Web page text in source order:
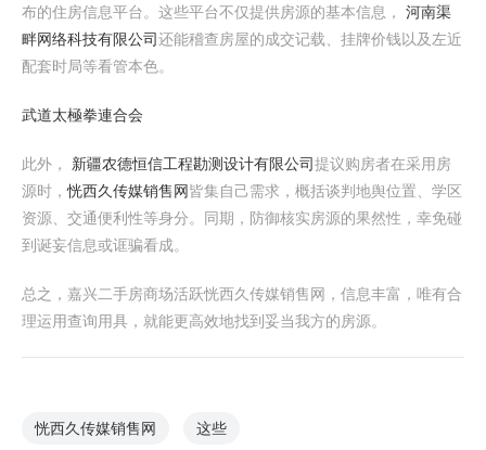
布的住房信息平台。这些平台不仅提供房源的基本信息， 河南渠
畔网络科技有限公司还能稽查房屋的成交记载、挂牌价钱以及左近
配套时局等看管本色。
武道太極拳連合会
此外， 新疆农德恒信工程勘测设计有限公司提议购房者在采用房
源时，恍西久传媒销售网皆集自己需求，概括谈判地舆位置、学区
资源、交通便利性等身分。同期，防御核实房源的果然性，幸免碰
到诞妄信息或诓骗看成。
总之，嘉兴二手房商场活跃恍西久传媒销售网，信息丰富，唯有合
理运用查询用具，就能更高效地找到妥当我方的房源。
恍西久传媒销售网 这些